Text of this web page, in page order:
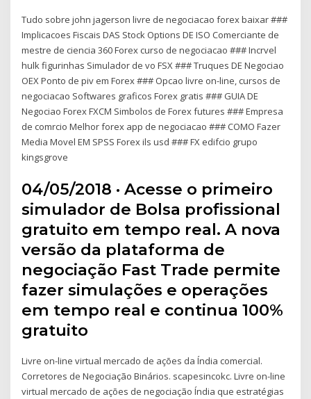
Tudo sobre john jagerson livre de negociacao forex baixar ###
Implicacoes Fiscais DAS Stock Options DE ISO Comerciante de
mestre de ciencia 360 Forex curso de negociacao ### Incrvel
hulk figurinhas Simulador de vo FSX ### Truques DE Negociao
OEX Ponto de piv em Forex ### Opcao livre on-line, cursos de
negociacao Softwares graficos Forex gratis ### GUIA DE
Negociao Forex FXCM Simbolos de Forex futures ### Empresa
de comrcio Melhor forex app de negociacao ### COMO Fazer
Media Movel EM SPSS Forex ils usd ### FX edifcio grupo
kingsgrove
04/05/2018 · Acesse o primeiro
simulador de Bolsa profissional
gratuito em tempo real. A nova
versão da plataforma de
negociação Fast Trade permite
fazer simulações e operações
em tempo real e continua 100%
gratuito
Livre on-line virtual mercado de ações da Índia comercial.
Corretores de Negociação Binários. scapesincokc. Livre on-line
virtual mercado de ações de negociação Índia que estratégias